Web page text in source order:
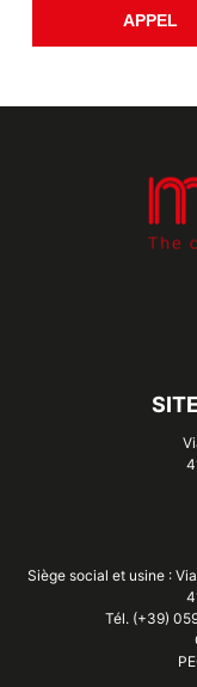
APPEL
Siège social et usine :
Tél. (+39)